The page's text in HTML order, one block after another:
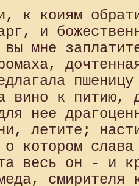
к коиям
и
мне
вино к
нее
летите;
о котором
весь он - и
смирителя